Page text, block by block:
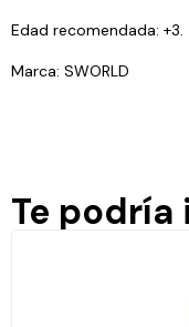
Edad recomendada: +3.
Marca: SWORLD
Te